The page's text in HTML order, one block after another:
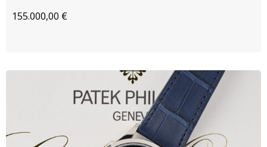
155.000,00 €